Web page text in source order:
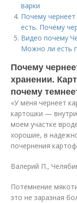
варки
Почему
есть. Почему
Видео почему
Можно ли есть
Почему
хранении.
почему
«У меня чернеет
картошки —
моем участке
хорошие, в
почернения
Валерий П.,
Потемнение
это не заразная